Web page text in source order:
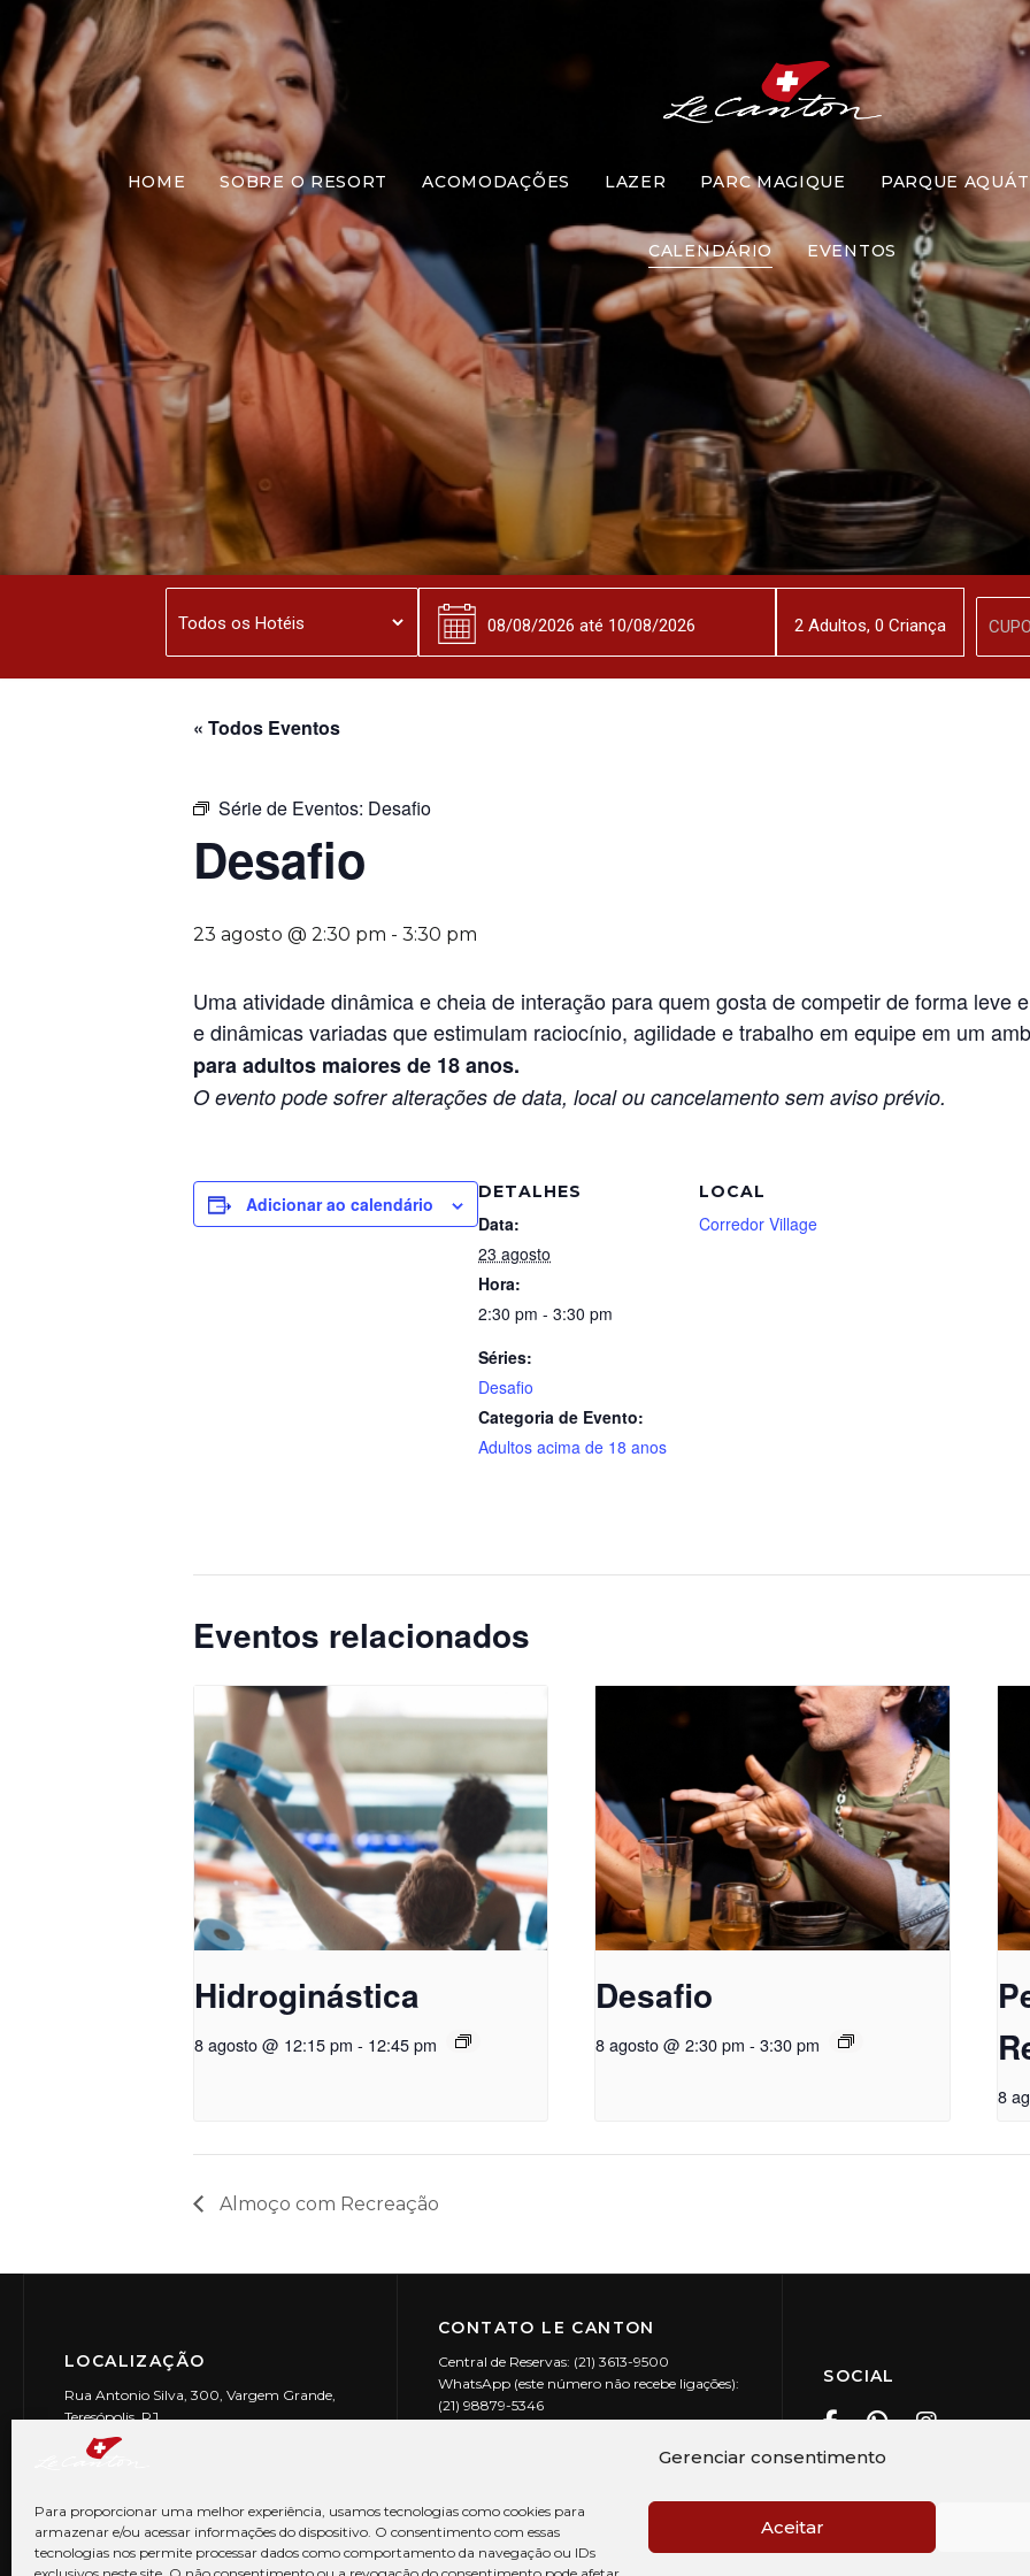
Gerenciar consentimento
Para proporcionar uma melhor experiência, usamos tecnologias como cookies para
armazenar e/ou acessar informações do dispositivo. O consentimento com essas
tecnologias nos permite processar dados como comportamento da navegação ou IDs
Aceitar
HOME SOBRE O RESORT ACOMODAÇÕES LAZER PARC MAGIQUE PARQUE
CALENDÁRIO EVENTOS
Desafio
« Todos Eventos
Série de Eventos: Desafio
Desafio
23 agosto @ 2:30 pm - 3:30 pm
Uma atividade dinâmica e cheia de interação para quem gosta de competir de forma leve
e dinâmicas variadas que estimulam raciocínio, agilidade e trabalho em equipe em um
para adultos maiores de 18 anos.
O evento pode sofrer alterações de data, local ou cancelamento sem aviso prévio.
Adicionar ao calendário
DETALHES
Data:
23 agosto
Hora:
2:30 pm - 3:30 pm
Séries:
Desafio
Categoria de Evento:
Adultos acima de 18 anos
LOCAL
Corredor Village
Eventos relacionados
Hidroginástica
8 agosto @ 12:15 pm - 12:45 pm
Desafio
8 agosto @ 2:30 pm - 3:30 pm
8
Almoço com Recreação
LOCALIZAÇÃO
Rua Antonio Silva, 300, Vargem Grande,
Teresópolis, RJ
CEP: 25990-150
CONTATO LE CANTON
Central de Reservas: (21) 3613-9500
WhatsApp (este número não recebe ligações):
(21) 98879-5346
SOCIAL
2Adultos, 0 Criança